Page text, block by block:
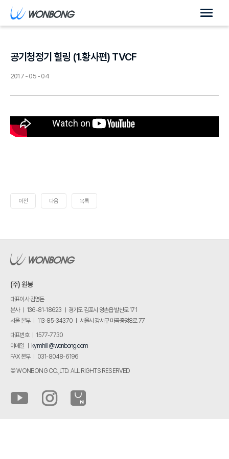
공기청정기 힐링 (1.황사편) TVCF
2017 - 05 - 04
이전 다음 목록
(주) 원봉
대표이사 김영돈
본사 ㅣ 136-81-18623 ㅣ 경기도 김포시 양촌읍 발산로 171
서울 본부 ㅣ 113-85-34370 ㅣ 서울시 강서구 마곡중앙8로 77
대표번호 ㅣ 1577-7730
이메일 ㅣ
kymhill@wonbong.com
FAX 본부 ㅣ 031-8048-6196
© WONBONG CO.,LTD. ALL RIGHTS RESERVED